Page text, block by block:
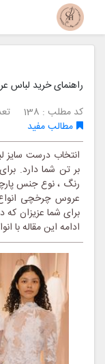
راهنمای خرید لباس
کد مطلب : 138
مطالب مفید
انتخاب درست سایز
بر تن شما دارد.
رنگ ، نوع جنس
عروس چرخچی
برای شما عزیزان
ادامه این مقاله با